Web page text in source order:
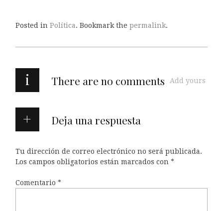
Posted in Política. Bookmark the permalink.
i There are no comments Add yours
Deja una respuesta
Tu dirección de correo electrónico no será publicada.
Los campos obligatorios están marcados con *
Comentario *